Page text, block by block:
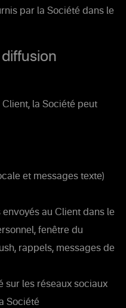
par la Société dans le
la Société peut
et messages texte)
au Client dans le
fenêtre du
rappels, messages de
sur les réseaux sociaux
Société